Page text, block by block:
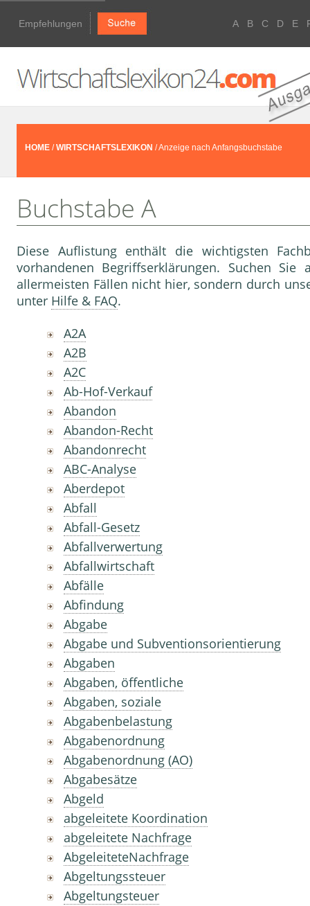
Empfehlungen A B C D E
HOME /WIRTSCHAFTSLEXIKON / Anzeige nach Anfangsbuchstabe
Buchstabe A
Diese Auflistung enthält die wichtigsten
vorhandenen Begriffserklärungen. Suchen
allermeisten Fällen nicht hier, sondern durch
unter Hilfe & FAQ.
A2A
A2B
A2C
Ab-Hof-Verkauf
Abandon
Abandon-Recht
Abandonrecht
ABC-Analyse
Aberdepot
Abfall
Abfall-Gesetz
Abfallverwertung
Abfallwirtschaft
Abfälle
Abfindung
Abgabe
Abgabe und Subventionsorientierung
Abgaben
Abgaben, öffentliche
Abgaben, soziale
Abgabenbelastung
Abgabenordnung
Abgabenordnung (AO)
Abgabesätze
Abgeld
abgeleitete Koordination
abgeleitete Nachfrage
AbgeleiteteNachfrage
Abgeltungssteuer
Abgeltungsteuer